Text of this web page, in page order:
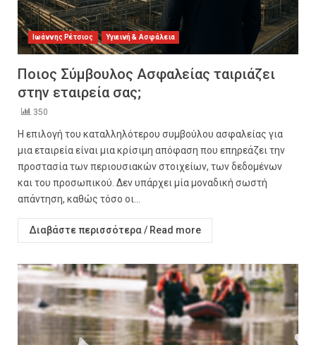
Ιωάννης Ρέτσιος Υγιεινή & Ασφάλεια
Ποιος Σύμβουλος Ασφαλείας ταιριάζει
στην εταιρεία σας;
350
Η επιλογή του καταλληλότερου συμβούλου ασφαλείας για
μια εταιρεία είναι μια κρίσιμη απόφαση που επηρεάζει την
προστασία των περιουσιακών στοιχείων, των δεδομένων
και του προσωπικού. Δεν υπάρχει μία μοναδική σωστή
απάντηση, καθώς τόσο οι...
Διαβάστε περισσότερα / Read more